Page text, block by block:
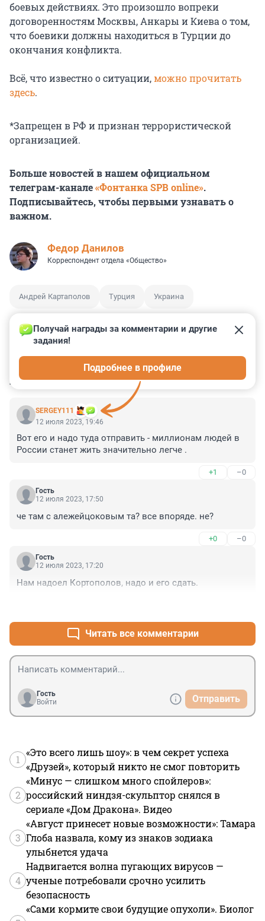
боевых действиях. Это произошло вопреки
договоренностям Москвы, Анкары и Киева о том,
что боевики должны находиться в Турции до
окончания конфликта.
Всё, что известно о ситуации,можно прочитать
здесь.
*Запрещен в РФ и признан террористической
организацией.
Больше новостей в нашем официальном
телеграм-канале«Фонтанка SPB online».
Подписывайтесь, чтобы первыми узнавать о
важном.
Федор Данилов
Корреспондент отдела «Общество»
Андрей Картаполов Турция Украина
КОММЕНТАРИИ 46
SERGEY111
Получай награды за комментарии и другие
задания!
Подробнее в профиле
12 июля 2023, 19:46
Вот его и надо туда отправить - миллионам людей в
России станет жить значительно легче .
+1 –0
Гость
12 июля 2023, 17:50
че там с алежейцоковым та? все впоряде. не?
+0 –0
Гость
12 июля 2023, 17:20
Нам надоел Кортополов, надо и его сдать.
Читать все комментарии
Гость
Войти
Отправить
1
«Это всего лишь шоу»: в чем секрет успеха
«Друзей», который никто не смог повторить
2
«Минус — слишком много спойлеров»:
российский ниндзя-скульптор снялся в
сериале «Дом Дракона». Видео
3
«Август принесет новые возможности»: Тамара
Глоба назвала, кому из знаков зодиака
улыбнется удача
4
Надвигается волна пугающих вирусов —
ученые потребовали срочно усилить
безопасность
«Сами кормите свои будущие опухоли». Биолог